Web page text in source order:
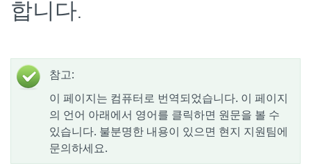
합니다.
참고:
이 페이지는 컴퓨터로 번역되었습니다. 이 페이지
의 언어 아래에서 영어를 클릭하면 원문을 볼 수
있습니다. 불분명한 내용이 있으면 현지 지원팀에
문의하세요.